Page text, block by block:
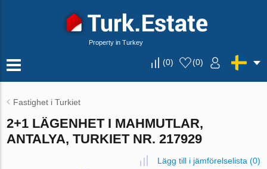
Property in Turkey
(0) (0)
Fastighet i Turkiet
2+1 LÄGENHET I MAHMUTLAR,
ANTALYA, TURKIET NR. 217929
Lägg till i jämförelselista (0)